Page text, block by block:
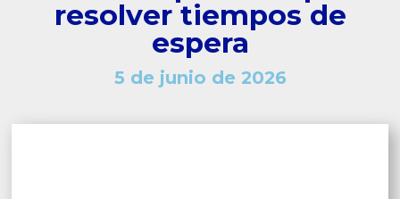
resolver tiempos de
espera
5 de junio de 2026